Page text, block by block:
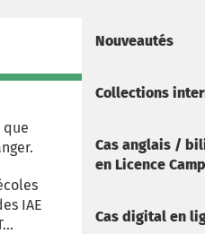
que
IAE
Nouveautés
Collections
Cas anglais /
en Licence
Cas digital en